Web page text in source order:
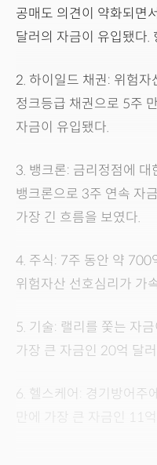
공매도 의견이 약화되면
달러의 자금이 유입됐다.
2. 하이일드 채권: 위험자
정크등급 채권으로 5주
자금이 유입됐다.
3. 뱅크론: 금리정점에
뱅크론으로 3주 연속 자
가장 긴 흐름을 보였다.
4. 주식: 7주 동안 약 700
위험자산 선호심리가 가
5. 기술: 랠리를 쫓는 자
가장 큰 자금인 20억 달
6. 헬스케어: 경기방어주
만에 가장 큰 자금인 11